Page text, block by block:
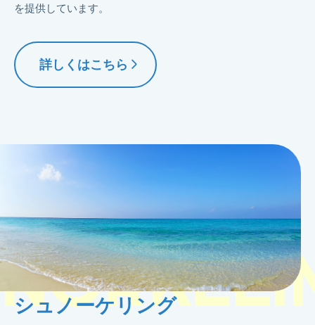
を提供しています。
詳しくはこちら
シュノーケリング